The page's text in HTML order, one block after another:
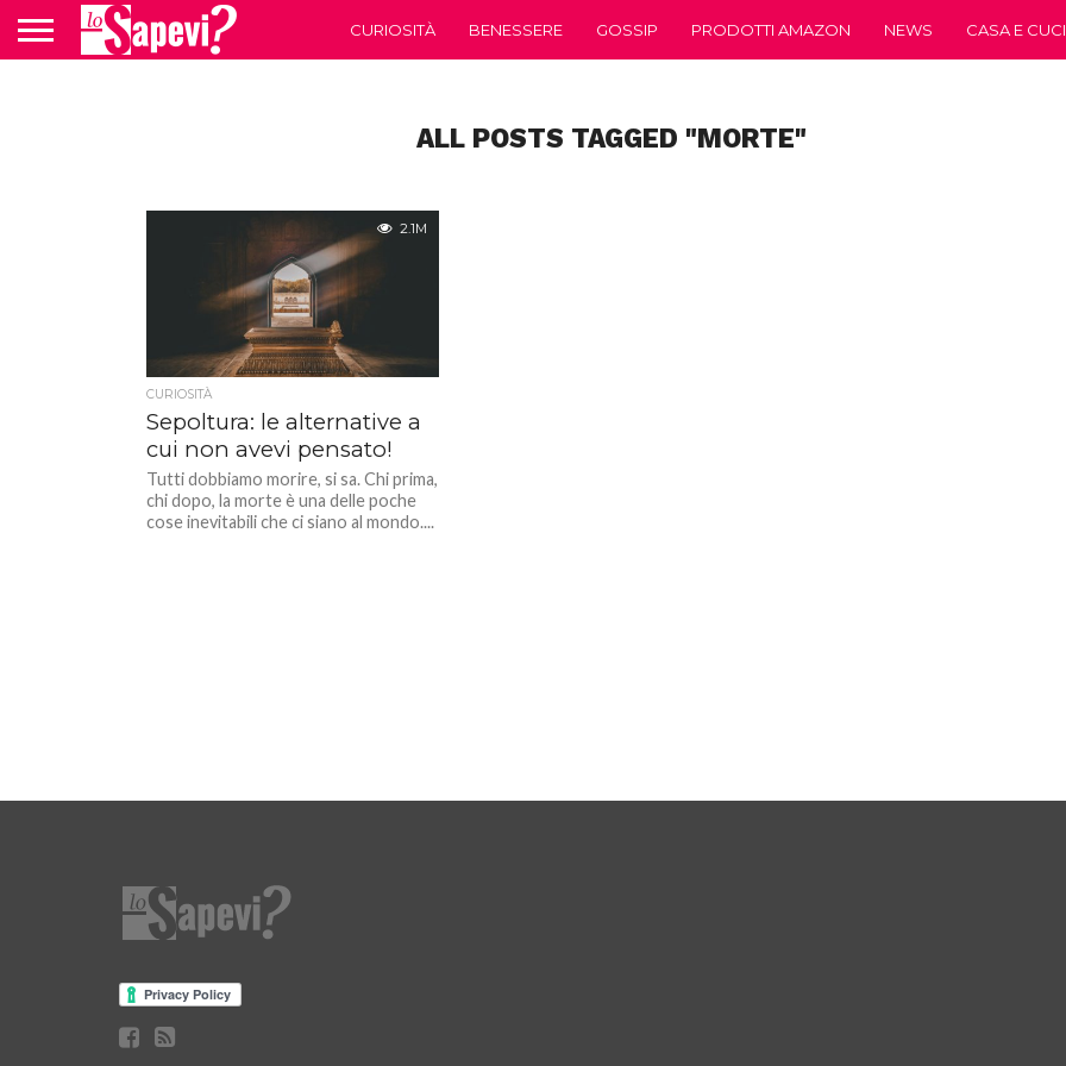
CURIOSITÀ BENESSERE GOSSIP PRODOTTI AMAZON NEWS CASA E
ALL POSTS TAGGED "MORTE"
2.1M
CURIOSITÀ
Sepoltura: le alternative a
cui non avevi pensato!
Tutti dobbiamo morire, si sa. Chi prima,
chi dopo, la morte è una delle poche
cose inevitabili che ci siano al mondo....